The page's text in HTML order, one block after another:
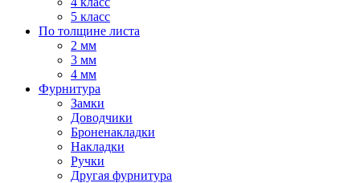
5 класс
По толщине листа
2 мм
3 мм
4 мм
Фурнитура
Замки
Доводчики
Броненакладки
Накладки
Ручки
Другая фурнитура